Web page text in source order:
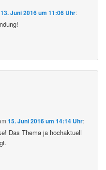
13. Juni 2016 um 11:06 Uhr:
15. Juni 2016 um 14:14 Uhr:
Das Thema ja hochaktuell